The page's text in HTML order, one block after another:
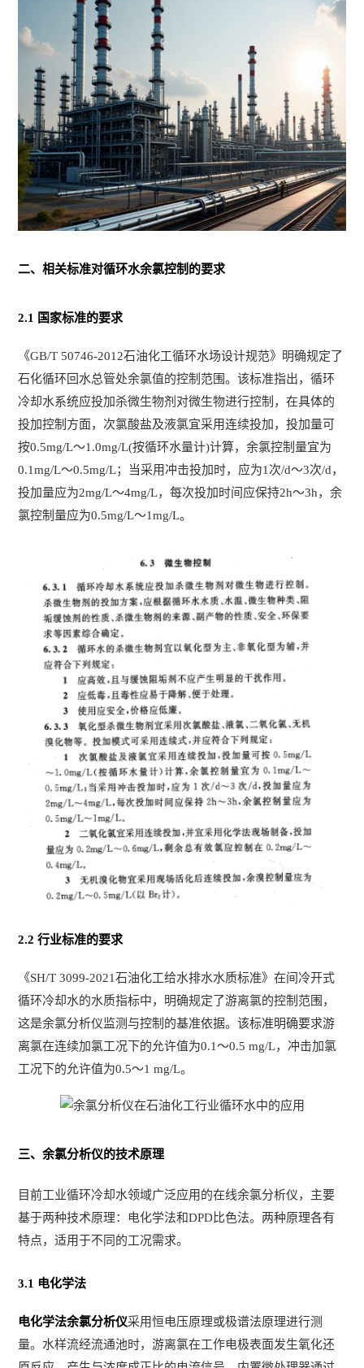
二、相关标准对循环水余氯控制的要求
2.1 国家标准的要求
《GB/T 50746-2012石油化工循环水场设计规范》明确规定了
石化循环回水总管处余氯值的控制范围。该标准指出，循环
冷却水系统应投加杀微生物剂对微生物进行控制，在具体的
投加控制方面，次氯酸盐及液氯宜采用连续投加，投加量可
按0.5mg/L～1.0mg/L(按循环水量计)计算，余氯控制量宜为
0.1mg/L～0.5mg/L；当采用冲击投加时，应为1次/d～3次/d，
投加量应为2mg/L～4mg/L，每次投加时间应保持2h～3h，余
氯控制量应为0.5mg/L～1mg/L。
2.2 行业标准的要求
《SH/T 3099-2021石油化工给水排水水质标准》在间冷开式
循环冷却水的水质指标中，明确规定了游离氯的控制范围，
这是余氯分析仪监测与控制的基准依据。该标准明确要求游
离氯在连续加氯工况下的允许值为0.1～0.5 mg/L，冲击加氯
工况下的允许值为0.5～1 mg/L。
三、余氯分析仪的技术原理
目前工业循环冷却水领域广泛应用的在线余氯分析仪，主要
基于两种技术原理：电化学法和DPD比色法。两种原理各有
特点，适用于不同的工况需求。
3.1 电化学法
电化学法余氯分析仪采用恒电压原理或极谱法原理进行测
量。水样流经流通池时，游离氯在工作电极表面发生氧化还